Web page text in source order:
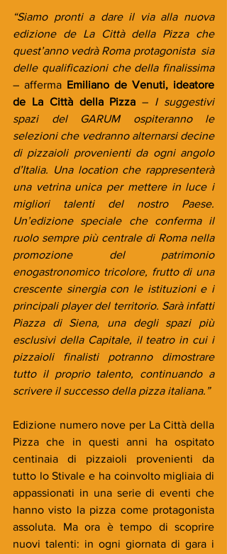
“Siamo pronti a dare il via alla nuova
edizione de La Città della Pizza che
quest’anno vedrà Roma protagonista  sia
delle qualificazioni che della finalissima
– afferma Emiliano de Venuti, ideatore
de La Città della Pizza – I suggestivi
spazi del GARUM ospiteranno le
selezioni che vedranno alternarsi decine
di pizzaioli provenienti da ogni angolo
d’Italia. Una location che rappresenterà
una vetrina unica per mettere in luce i
migliori talenti del nostro Paese.
Un’edizione speciale che conferma il
ruolo sempre più centrale di Roma nella
promozione del patrimonio
enogastronomico tricolore, frutto di una
crescente sinergia con le istituzioni e i
principali player del territorio. Sarà infatti
Piazza di Siena, una degli spazi più
esclusivi della Capitale, il teatro in cui i
pizzaioli finalisti potranno dimostrare
tutto il proprio talento, continuando a
scrivere il successo della pizza italiana.”
Edizione numero nove per La Città della
Pizza che in questi anni ha ospitato
centinaia di pizzaioli provenienti da
tutto lo Stivale e ha coinvolto migliaia di
appassionati in una serie di eventi che
hanno visto la pizza come protagonista
assoluta. Ma ora è tempo di scoprire
nuovi talenti: in ogni giornata di gara i